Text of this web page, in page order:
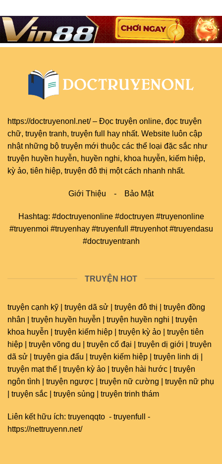
https://doctruyenonl.net/– Đọc truyện online, đọc truyện
chữ, truyện tranh, truyện full
hay nhất. Website luôn cập
nhật những bộ truyện mới thuộc các thể loại đặc sắc như
truyện huyền huyễn, huyền nghi, khoa huyễn, kiếm hiệp,
kỳ ảo, tiên hiệp, truyện đô thị một cách nhanh nhất.
Giới Thiệu - Bảo Mật
Hashtag: #doctruyenonline #doctruyen #truyenonline
#truyenmoi #truyenhay #truyenfull #truyenhot #truyendasu
#doctruyentranh
TRUYỆN HOT
truyện cạnh kỹ | truyện dã sử | truyện đô thị | truyện đồng
nhân | truyện huyền huyễn | truyện huyền nghi | truyện
khoa huyễn | truyện kiếm hiệp | truyện kỳ ảo | truyện tiên
hiệp | truyện võng du | truyện cổ đại | truyện dị giới | truyện
dã sử | truyện gia đấu | truyện kiếm hiệp | truyện linh dị |
truyện mạt thế | truyện kỳ ảo | truyện hài hước | truyện
ngôn tình | truyện ngược | truyện nữ cường | truyện nữ phụ
| truyện sắc | truyện sủng | truyện trinh thám
Liên kết hữu ích: truyenqqto - truyenfull
-
https://nettruyenn.net/